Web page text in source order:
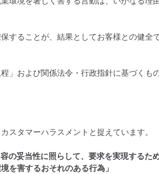
することが、結果としてお客様との健全
」および関係法令・行政指針に基づくも
スタマーハラスメントと捉えています。
の妥当性に照らして、要求を実現するた
を害するおそれのある行為」